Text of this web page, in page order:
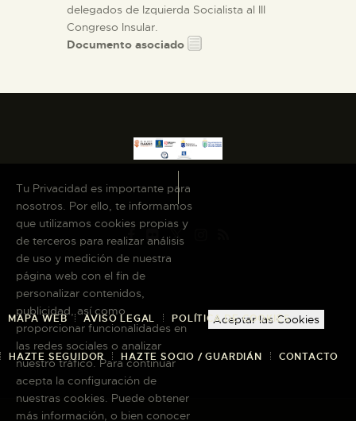
delegados de Izquierda Socialista al III
Congreso Insular.
Documento asociado
MAPA WEB AVISO LEGAL POLÍTICA DE COOKIES
HAZTE SEGUIDOR HAZTE SOCIO / GUARDIÁN CONTACTO
Tu Privacidad es importante para
nosotros. Por ello, te informamos
que utilizamos cookies propias y
de terceros para realizar análisis
de uso y medición de nuestra
página web con el fin de
personalizar contenidos,
publicidad, así como
proporcionar funcionalidades en
las redes sociales o analizar
nuestro tráfico. Para continuar
acepta la configuración de
nuestras cookies. Puede obtener
más información, o bien conocer
Aceptar las Cookies